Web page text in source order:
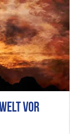
vor